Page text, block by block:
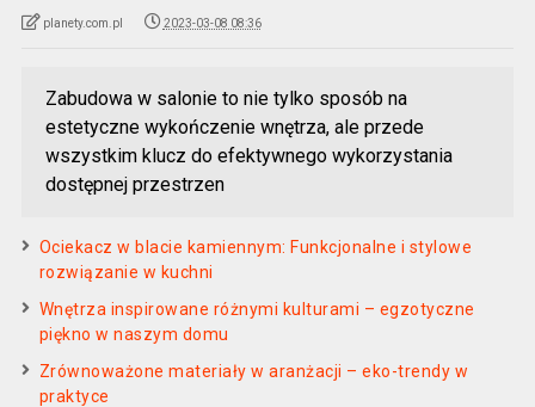
planety.com.pl 2023-03-08 08:36
Zabudowa w salonie to nie tylko sposób na
estetyczne wykończenie wnętrza, ale przede
wszystkim klucz do efektywnego wykorzystania
dostępnej przestrzen
Ociekacz w blacie kamiennym: Funkcjonalne i stylowe
rozwiązanie w kuchni
Wnętrza inspirowane różnymi kulturami – egzotyczne
piękno w naszym domu
Zrównoważone materiały w aranżacji – eko-trendy w
praktyce